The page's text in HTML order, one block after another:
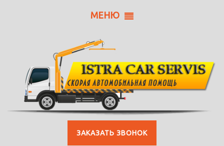
МЕНЮ
ЗАКАЗАТЬ ЗВОНОК